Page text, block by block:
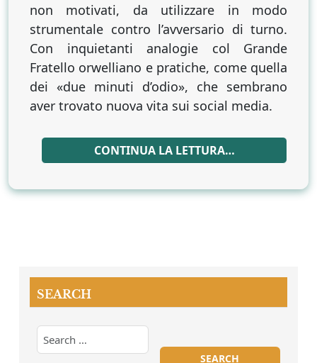
non motivati, da utilizzare in modo
strumentale contro l’avversario di turno.
Con inquietanti analogie col Grande
Fratello orwelliano e pratiche, come quella
dei «due minuti d’odio», che sembrano
aver trovato nuova vita sui social media.
CONTINUA LA LETTURA…
SEARCH